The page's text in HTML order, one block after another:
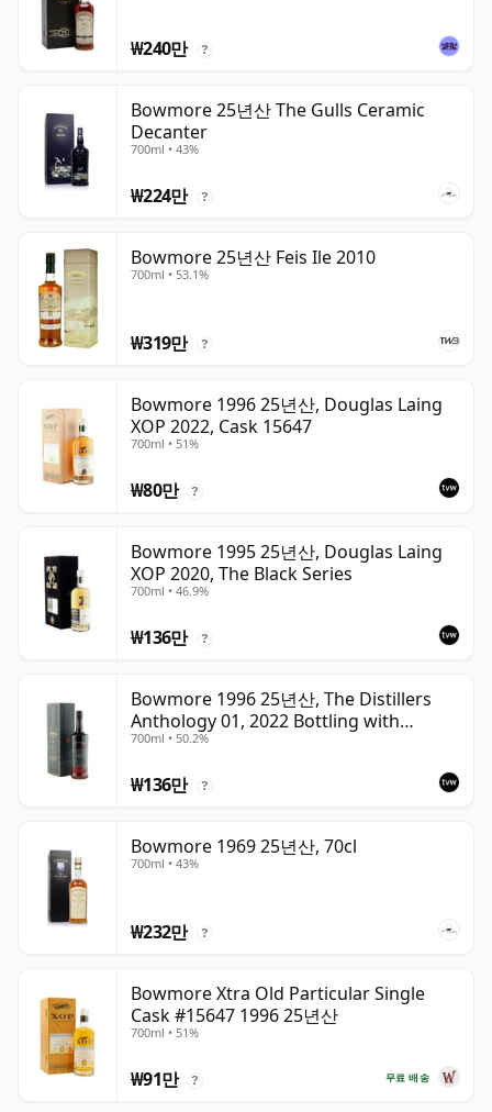
₩240만 ?
Bowmore 25년산 The Gulls Ceramic
Decanter
700ml • 43%
₩224만 ?
Bowmore 25년산 Feis Ile 2010
700ml • 53.1%
₩319만 ?
Bowmore 1996 25년산, Douglas Laing
XOP 2022, Cask 15647
700ml • 51%
₩80만 ?
Bowmore 1995 25년산, Douglas Laing
XOP 2020, The Black Series
700ml • 46.9%
₩136만 ?
Bowmore 1996 25년산, The Distillers
Anthology 01, 2022 Bottling with
Presentation Box
700ml • 50.2%
₩136만 ?
Bowmore 1969 25년산, 70cl
700ml • 43%
₩232만 ?
Bowmore Xtra Old Particular Single
Cask #15647 1996 25년산
700ml • 51%
무료 배송
₩91만 ?